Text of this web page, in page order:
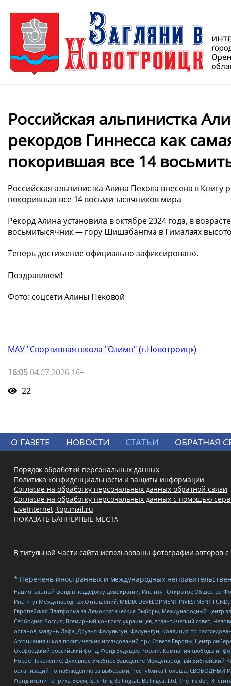
Российская альпинистка
рекордов Гиннесса как
покорившая все 14
Российская альпинистка Алина Пекова внесена в
покорившая все 14 восьмитысячников мира
Рекорд Алина установила в октябре 2024 года, в
восьмитысячник — гору Шишабангма в Гималаях
Теперь достижение официально зафиксировано.
Поздравляем!
Фото: соцсети Алины Пековой
МАУ "Спортивная школа "Олимп" (г.Новотроицк)
16:05 04.07.2026 16+
22
О ГАЗЕТЕ НОВОСТИ СТАТЬИ ОБРАТНАЯ
Порядок обработки персональных данных
Политика конфиденциальности и защиты информации
Согласие на обработку персональных данных обратной связи
Согласие на обработку персональных данных с помощью
LiveInternet, top.mail.ru
ПОКАЗАТЬ БАННЕРНЫЕ МЕСТА
В титульной части сайта использованы фотографии авторов
* Перечень иностранных и международных
Национальный фонд в поддержку демократии, Институт Открытое Общество
Институт Международных Отношений, MEDIA DEVELOPMENT INVESTMENT
Европейская Платформа за Демократические Выборы, Международный центр
Свободная Россия, Всемирный конгресс украинцев, Атлантический совет,
органов, Фалунь Дафа, Друзья Фалуньгун, Фалуньгун, Коалиция по
Ассоциация школ политических исследований при Совете Европы, Центр
Оксфордский российский фонд, Фонд Будущее России, Компания свободы
Новое Поколение, Духовное Учебное Заведение Международный Библейский
организаций по наблюдению за выборами, Республика Польша, СВОБОДНЫЙ
Фонд имени Генриха Бёлля, Stichting Bellingcat, Bellingcat Ltd, The Insider,